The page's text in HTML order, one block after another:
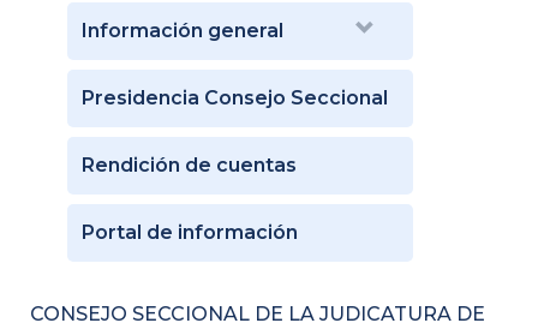
Información general
Presidencia Consejo Seccional
Rendición de cuentas
Portal de información
CONSEJO SECCIONAL DE LA JUDICATURA DE